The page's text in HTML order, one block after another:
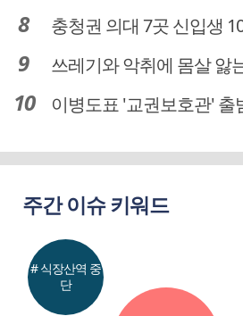
충청권 의대 7곳 신입생 10명 중 7명
쓰레기와 악취에 몸살 앓
이병도표 '교권보호관' 출범 초읽기… 교권
주간 이슈 키워드
# 식장산역 중
단